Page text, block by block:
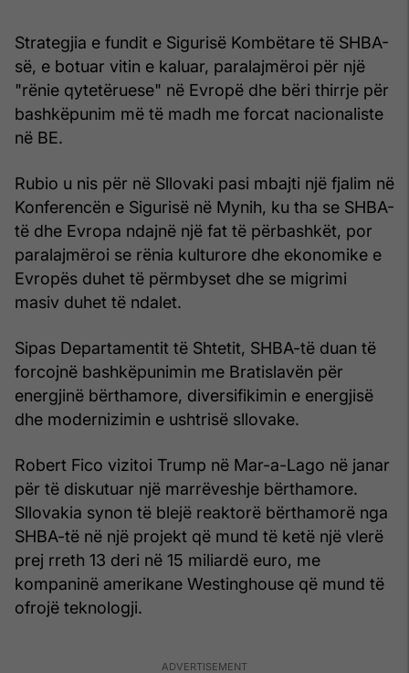
Strategjia e fundit e Sigurisë Kombëtare të SHBA-
së, e botuar vitin e kaluar, paralajmëroi për një
"rënie qytetëruese" në Evropë dhe bëri thirrje për
bashkëpunim më të madh me forcat nacionaliste
në BE.
Rubio u nis për në Sllovaki pasi mbajti një fjalim në
Konferencën e Sigurisë në Mynih, ku tha se SHBA-
të dhe Evropa ndajnë një fat të përbashkët, por
paralajmëroi se rënia kulturore dhe ekonomike e
Evropës duhet të përmbyset dhe se migrimi
masiv duhet të ndalet.
Sipas Departamentit të Shtetit, SHBA-të duan të
forcojnë bashkëpunimin me Bratislavën për
energjinë bërthamore, diversifikimin e energjisë
dhe modernizimin e ushtrisë sllovake.
Robert Fico vizitoi Trump në Mar-a-Lago në janar
për të diskutuar një marrëveshje bërthamore.
Sllovakia synon të blejë reaktorë bërthamorë nga
SHBA-të në një projekt që mund të ketë një vlerë
prej rreth 13 deri në 15 miliardë euro, me
kompaninë amerikane Westinghouse që mund të
ofrojë teknologji.